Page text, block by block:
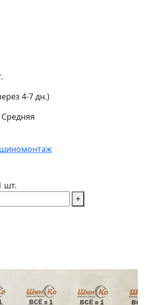
4-7 дн.)
Средняя
шиномонтаж
шт.
+